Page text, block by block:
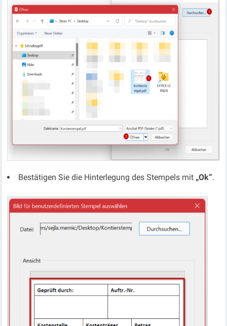
Bestätigen Sie die Hinterlegung des Stempels mit „Ok“.